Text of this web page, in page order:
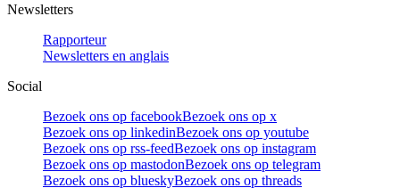
Newsletters
Rapporteur
Newsletters en anglais
Social
Bezoek ons op facebookBezoek ons op x
Bezoek ons op linkedinBezoek ons op youtube
Bezoek ons op rss-feedBezoek ons op instagram
Bezoek ons op mastodonBezoek ons op telegram
Bezoek ons op blueskyBezoek ons op threads